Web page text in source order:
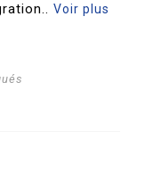
Voir plus